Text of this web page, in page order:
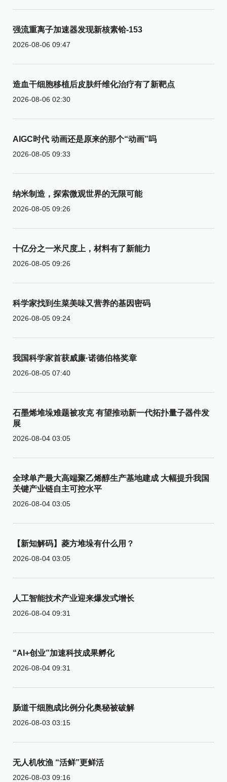
强流重离子加速器发现新核素铪-153
2026-08-06 09:47
造血干细胞移植后皮肤纤维化治疗有了新靶点
2026-08-06 02:30
AIGC时代 动画还是原来的那个“动画”吗
2026-08-05 09:33
纳米制造，探索微观世界的无限可能
2026-08-05 09:26
十亿分之一米尺度上，材料有了新能力
2026-08-05 09:26
科学家找到生菜美味又营养的基因密码
2026-08-05 09:24
我国科学家首获威廉·诺德伯格奖章
2026-08-05 07:40
石墨烯堆垛难题被攻克 有望推动新一代拓扑量子器件发
展
2026-08-04 03:05
全球单产最大高端聚乙烯醇生产基地建成 大幅提升我国
关键产业链自主可控水平
2026-08-04 03:05
【新知解码】菱方堆垛有什么用？
2026-08-04 03:05
人工智能技术产业迎来爆发式增长
2026-08-04 09:31
“AI+创业”加速科技成果孵化
2026-08-04 09:31
肠道干细胞成比例分化奥秘被破解
2026-08-03 03:15
无人机牧渔 “活鲜”更鲜活
2026-08-03 09:16